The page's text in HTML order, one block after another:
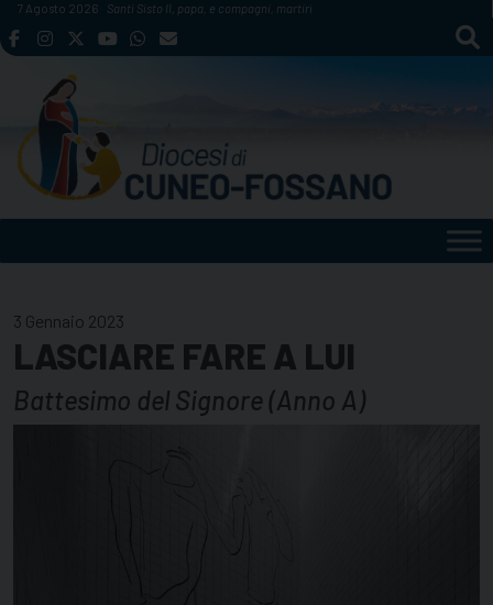
Skip
to
7 Agosto 2026 Santi Sisto II, papa, e compagni, martiri
3 Gennaio 2023
LASCIARE FARE A LUI
Battesimo del Signore (Anno A)